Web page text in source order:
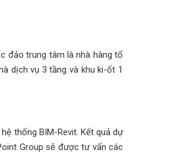
đảo trung tâm là nhà hàng tổ
dịch vụ 3 tầng và khu ki-ốt 1
thống BIM-Revit. Kết quả dự
Group sẽ được tư vấn các